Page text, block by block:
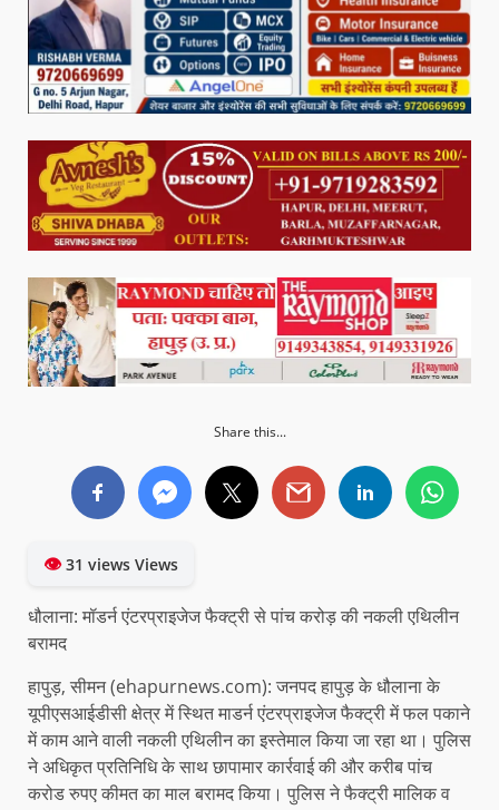
Share this...
👁31 views Views
धौलाना: मॉडर्न एंटरप्राइजेज फैक्ट्री से पांच करोड़ की नकली एथिलीन
बरामद
हापुड़, सीमन (ehapurnews.com): जनपद हापुड़ के धौलाना के
यूपीएसआईडीसी क्षेत्र में स्थित माडर्न एंटरप्राइजेज फैक्ट्री में फल पकाने
में काम आने वाली नकली एथिलीन का इस्तेमाल किया जा रहा था। पुलिस
ने अधिकृत प्रतिनिधि के साथ छापामार कार्रवाई की और करीब पांच
करोड रुपए कीमत का माल बरामद किया। पुलिस ने फैक्ट्री मालिक व